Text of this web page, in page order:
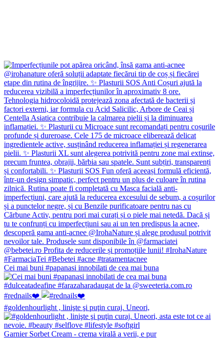
Cei mai buni #papanasi innobilati de cea mai buna
#rednails❤️
#goldenhourlight , linişte şi puţin curaj. Uneori,
Garnier Sorbet Cream - crema virală a verii, e pur